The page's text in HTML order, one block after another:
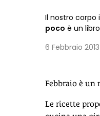
Il nostro corpo
poco è un
6 Febbraio 2013
Febbraio è un
Le ricette